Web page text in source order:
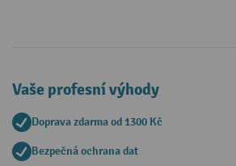
Vaše profesní výhody
Doprava zdarma od 1300 Kč
Bezpečná ochrana dat